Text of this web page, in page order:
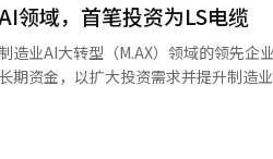
领域，首笔投资为LS电缆
业AI大转型（M.AX）领域的领先企
期资金，以扩大投资需求并提升制造
前沿项目”公私合营座谈会，讨论了